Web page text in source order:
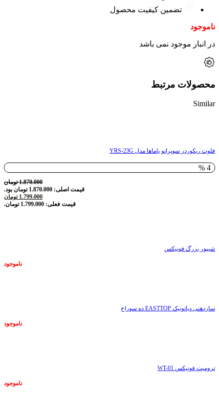
تضمین کیفیت محصول
ناموجود
در انبار موجود نمی باشد
محصولات مرتبط
Similar
فلوت ریکوردر سوپرانو یاماها مدل YRS-23G
4 %
1.870.000 تومان
قیمت اصلی: 1.870.000 تومان بود.
1.799.000 تومان
قیمت فعلی: 1.799.000 تومان.
شیپور بزرگ فونیکس
ناموجود
سازدهنی دیاتونیک EASTTOP ده سوراخ
ناموجود
ترومپت فونیکس WT-01
ناموجود